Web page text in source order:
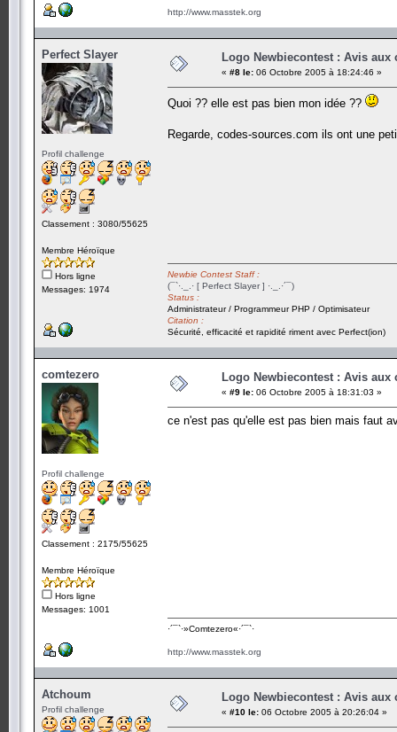
http://www.masstek.org
Perfect Slayer
Profil challenge
Classement : 3080/55625
Membre Héroïque
Hors ligne
Messages: 1974
Logo Newbiecontest : Avis aux
« #8 le: 06 Octobre 2005 à 18:24:46 »
Quoi ?? elle est pas bien mon idée ??
Regarde, codes-sources.com ils ont une
Newbie Contest Staff :
(¯`·._.· [ Perfect Slayer ] ·._.·´¯)
Status :
Administrateur / Programmeur PHP / Optimisateur
Citation :
Sécurité, efficacité et rapidité riment avec Perfect(ion)
comtezero
Profil challenge
Classement : 2175/55625
Membre Héroïque
Hors ligne
Messages: 1001
Logo Newbiecontest : Avis aux
« #9 le: 06 Octobre 2005 à 18:31:03 »
ce n'est pas qu'elle est pas bien mais faut
·´¯`·­»Comtezero«­·´¯`·
http://www.masstek.org
Atchoum
Profil challenge
Logo Newbiecontest : Avis aux
« #10 le: 06 Octobre 2005 à 20:26:04 »